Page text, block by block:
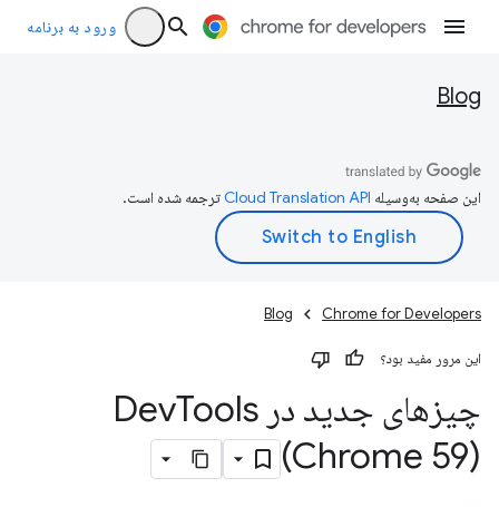
ورود به برنامه
Blog
این صفحه به‌وسیله ترجمه شده است.
Chrome for Developers
Blog
این مرور مفید بود؟
چیزهای جدید در Dev Tools
(Chrome 59)